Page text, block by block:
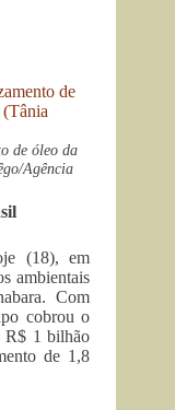
de óleo da
Agência
(18), em
ambientais
Com
cobrou o
R$ 1 bilhão
de 1,8